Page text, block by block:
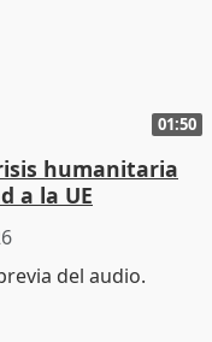
01:50
humanitaria
a la UE